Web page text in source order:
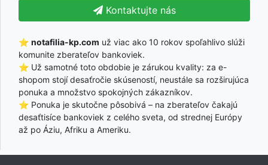
Kontaktujte nás
⭐ notafilia-kp.com už viac ako 10 rokov spoľahlivo slúži
komunite zberateľov bankoviek.
⭐ Už samotné toto obdobie je zárukou kvality: za e-
shopom stojí desaťročie skúseností, neustále sa rozširujúca
ponuka a množstvo spokojných zákazníkov.
⭐ Ponuka je skutočne pôsobivá – na zberateľov čakajú
desaťtisíce bankoviek z celého sveta, od strednej Európy
až po Áziu, Afriku a Ameriku.